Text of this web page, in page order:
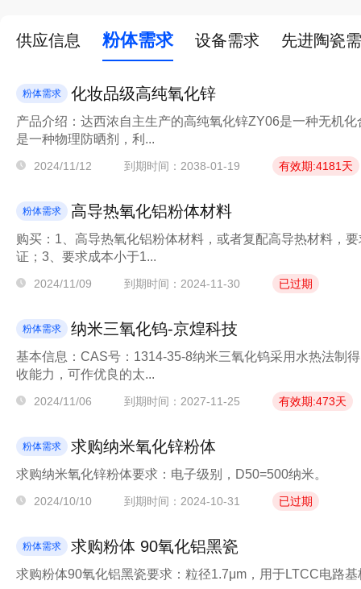
供应信息 粉体需求 设备需求 先进陶瓷
粉体需求 化妆品级高纯氧化锌
产品介绍：达西浓自主生产的高纯氧化锌ZY06是一种无机
是一种物理防晒剂，利...
2024/11/12 到期时间：2038-01-19 有效期:4181天
粉体需求 高导热氧化铝粉体材料
购买：1、高导热氧化铝粉体材料，或者复配高导热材料，
证；3、要求成本小于1...
2024/11/09 到期时间：2024-11-30 已过期
粉体需求 纳米三氧化钨-京煌科技
基本信息：CAS号：1314-35-8纳米三氧化钨采用水热法制
收能力，可作优良的太...
2024/11/06 到期时间：2027-11-25 有效期:473天
粉体需求 求购纳米氧化锌粉体
求购纳米氧化锌粉体要求：电子级别，D50=500纳米。
2024/10/10 到期时间：2024-10-31 已过期
粉体需求 求购粉体 90氧化铝黑瓷
求购粉体90氧化铝黑瓷要求：粒径1.7μm，用于LTCC电路